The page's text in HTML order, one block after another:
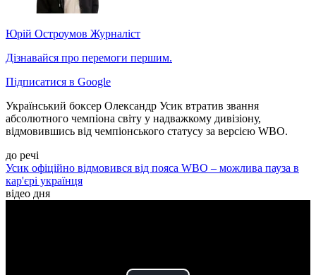
Юрій Остроумов Журналіст
Дізнавайся про перемоги першим.
Підписатися в Google
Український боксер Олександр Усик втратив звання
абсолютного чемпіона світу у надважкому дивізіону,
відмовившись від чемпіонського статусу за версією WBO.
до речі
Усик офіційно відмовився від пояса WBO – можлива пауза в
кар'єрі українця
відео дня